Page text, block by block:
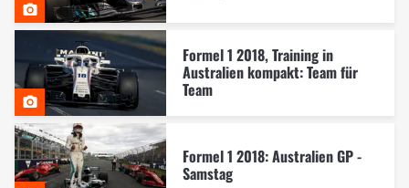
Formel 1 2018, Training in
Australien kompakt: Team für
Team
Formel 1 2018: Australien GP -
Samstag